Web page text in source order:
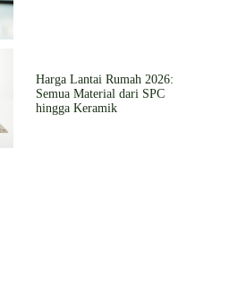
Harga Lantai Rumah 2026:
Semua Material dari SPC
hingga Keramik